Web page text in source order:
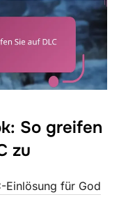
So greifen
zu
Einlösung für God